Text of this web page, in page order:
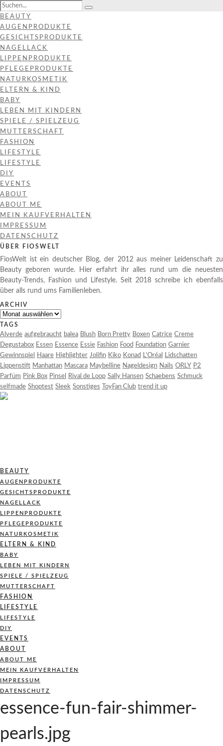
BEAUTY
AUGENPRODUKTE
GESICHTSPRODUKTE
NAGELLACK
LIPPENPRODUKTE
PFLEGEPRODUKTE
NATURKOSMETIK
ELTERN & KIND
BABY
LEBEN MIT KINDERN
SPIELE / SPIELZEUG
MUTTERSCHAFT
FASHION
LIFESTYLE
LIFESTYLE
DIY
EVENTS
ABOUT
ABOUT ME
MEIN KAUFVERHALTEN
IMPRESSUM
DATENSCHUTZ
ÜBER FIOSWELT
FiosWelt ist ein deutscher Blog, der 2012 aus meiner Leidenschaft zu
Beauty geboren wurde. Hier erfahrt ihr alles rund um die neuesten
Beauty-Trends, Fashion und Lifestyle. Seit 2018 schreibe ich ebenfalls
über alls rund ums Familienleben.
ARCHIV
Archiv
TAGS
Alverde aufgebraucht balea Blush Born Pretty Boxen Catrice Creme
Degustabox Essen Essence Essie Fashion Food Foundation Garnier
Gewinnspiel
Haare Highlighter Jolifin Kiko Konad L'Oréal
Lidschatten
Lippenstift Manhattan Mascara Maybelline Nageldesign Nails ORLY P2
Parfüm Pink Box Pinsel Rival de Loop Sally Hansen Schaebens Schmuck
selfmade Shoptest Sleek Sonstiges ToyFan Club trend it up
BEAUTY
AUGENPRODUKTE
GESICHTSPRODUKTE
NAGELLACK
LIPPENPRODUKTE
PFLEGEPRODUKTE
NATURKOSMETIK
ELTERN & KIND
BABY
LEBEN MIT KINDERN
SPIELE / SPIELZEUG
MUTTERSCHAFT
FASHION
LIFESTYLE
LIFESTYLE
DIY
EVENTS
ABOUT
ABOUT ME
MEIN KAUFVERHALTEN
IMPRESSUM
DATENSCHUTZ
essence-fun-fair-shimmer-
pearls.jpg